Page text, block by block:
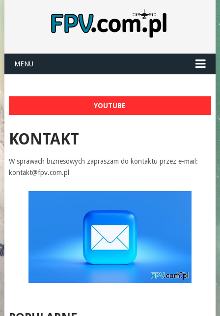
MENU
YOUTUBE
KONTAKT
W sprawach biznesowych zapraszam do kontaktu przez e-mail:
kontakt@fpv.com.pl